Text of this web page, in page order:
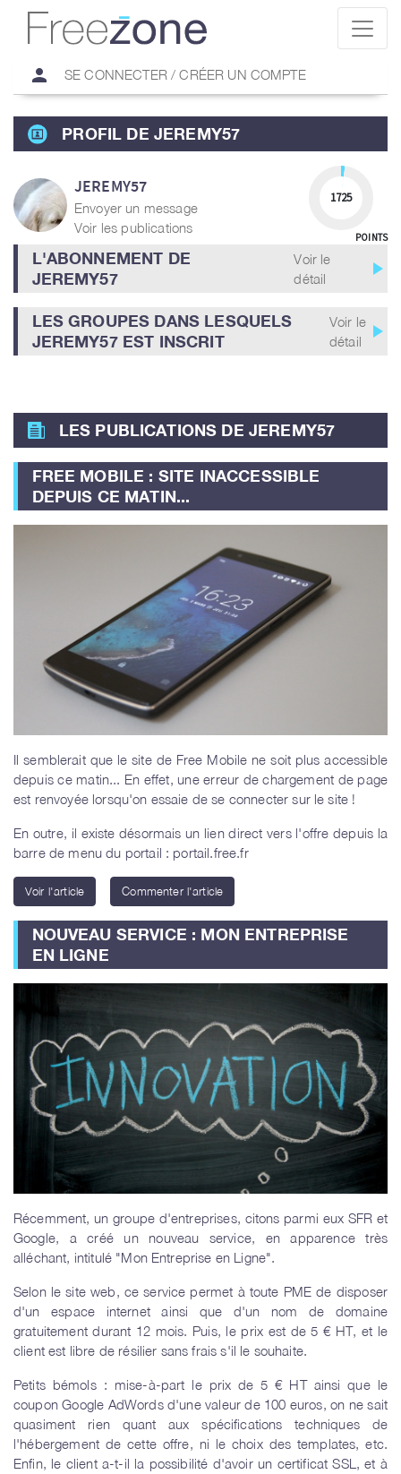
person SE CONNECTER / CRÉER UN COMPTE
PROFIL DE JEREMY57
JEREMY57
Envoyer un message
Voir les publications
1725
POINTS
L'ABONNEMENT DE
JEREMY57
Voir le
détail
play_arrow
LES GROUPES DANS LESQUELS
JEREMY57 EST INSCRIT
Voir le
détail
play_arrow
LES PUBLICATIONS DE JEREMY57
FREE MOBILE : SITE INACCESSIBLE
DEPUIS CE MATIN...
Il semblerait que le site de Free Mobile ne soit plus accessible
depuis ce matin... En effet, une erreur de chargement de page
est renvoyée lorsqu'on essaie de se connecter sur le site !
En outre, il existe désormais un lien direct vers l'offre depuis la
barre de menu du portail : portail.free.fr
Voir l'article Commenter l'article
NOUVEAU SERVICE : MON ENTREPRISE
EN LIGNE
Récemment, un groupe d'entreprises, citons parmi eux SFR et
Google, a créé un nouveau service, en apparence très
alléchant, intitulé "Mon Entreprise en Ligne".
Selon le site web, ce service permet à toute PME de disposer
d'un espace internet ainsi que d'un nom de domaine
gratuitement durant 12 mois. Puis, le prix est de 5 € HT, et le
client est libre de résilier sans frais s'il le souhaite.
Petits bémols : mise-à-part le prix de 5 € HT ainsi que le
coupon Google AdWords d'une valeur de 100 euros, on ne sait
quasiment rien quant aux spécifications techniques de
l'hébergement de cette offre, ni le choix des templates, etc.
Enfin, le client a-t-il la possibilité d'avoir un certificat SSL, et à